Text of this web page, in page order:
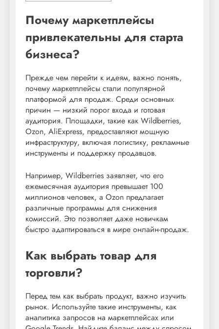
Почему маркетплейсы
привлекательны для старта
бизнеса?
Прежде чем перейти к идеям, важно понять,
почему маркетплейсы стали популярной
платформой для продаж. Среди основных
причин — низкий порог входа и готовая
аудитория. Площадки, такие как Wildberries,
Ozon, AliExpress, предоставляют мощную
инфраструктуру, включая логистику, рекламные
инструменты и поддержку продавцов.
Например, Wildberries заявляет, что его
ежемесячная аудитория превышает 100
миллионов человек, а Ozon предлагает
различные программы для снижения
комиссий. Это позволяет даже новичкам
быстро адаптироваться в мире онлайн-продаж.
Как выбрать товар для
торговли?
Перед тем как выбрать продукт, важно изучить
рынок. Используйте такие инструменты, как
аналитика запросов на маркетплейсах или